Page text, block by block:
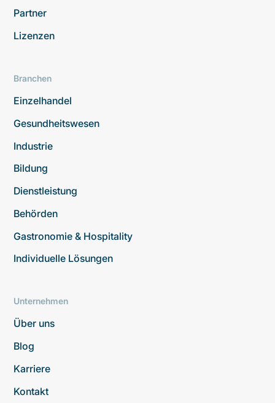
Partner
Lizenzen
Branchen
Einzelhandel
Gesundheitswesen
Industrie
Bildung
Dienstleistung
Behörden
Gastronomie & Hospitality
Individuelle Lösungen
Unternehmen
Über uns
Blog
Karriere
Kontakt